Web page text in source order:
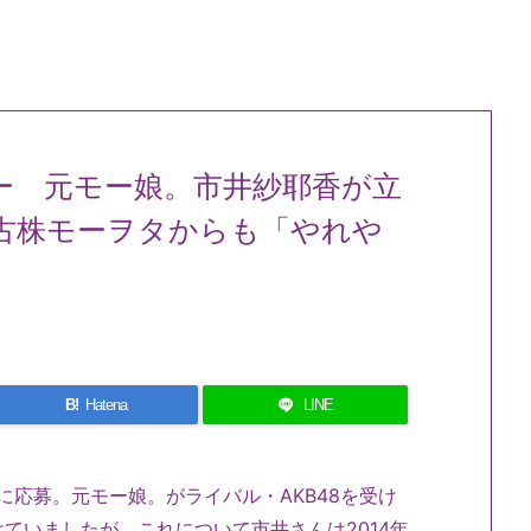
元モー娘。市井紗耶香が立
株モーヲタからも「やれや
B! Hatena LINE
募。元モー娘。がライバル・AKB48を受け